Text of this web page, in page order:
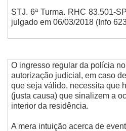
STJ. 6ª Turma. RHC 83.501-
julgado em 06/03/2018 (Info
O ingresso regular da polícia
autorização judicial, em caso
que seja válido, necessita que
(justa causa) que sinalizem a
interior da residência.
A mera intuição acerca de